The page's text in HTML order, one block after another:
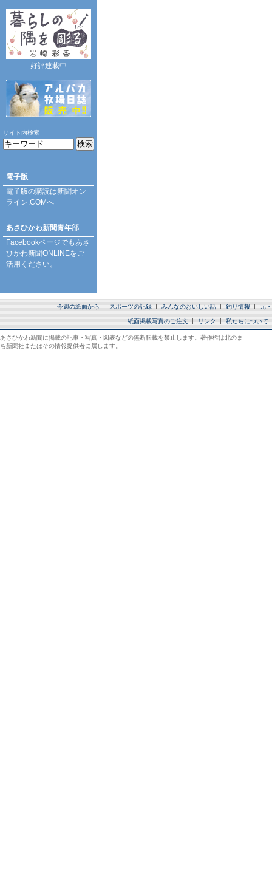
好評連載中
サイト内検索
電子版
電子版の購読は新聞オン
ライン.COMへ
あさひかわ新聞青年部
Facebookページでもあさ
ひかわ新聞ONLINEをご
活用ください。
今週の紙面から スポーツの記録 みんなのおいしい話 釣り情報 元
紙面掲載写真のご注文 リンク 私たちについて
あさひかわ新聞に掲載の記事・写真・図表などの無断転載を禁止します。著作権は北のま
ち新聞社またはその情報提供者に属します。